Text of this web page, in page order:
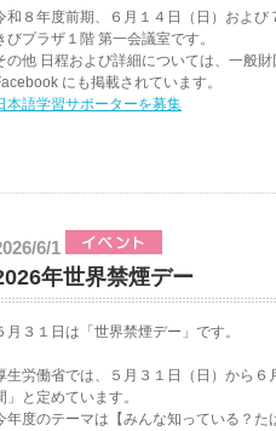
和８年度前期、６月１４日（日）および
びプラザ１階 第一会議室です。
の他 日程および詳細については、一般
にも掲載されています。
本語学習サポーターを募集
6/1
年世界禁煙デー
月３１日は「世界禁煙デー」です。
生労働省では、５月３１日（日）から６
」と定めています。
年度のテーマは【みんな知っている？た